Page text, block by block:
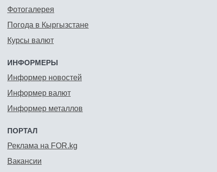
Фотогалерея
Погода в Кыргызстане
Курсы валют
ИНФОРМЕРЫ
Информер новостей
Информер валют
Информер металлов
ПОРТАЛ
Реклама на FOR.kg
Вакансии